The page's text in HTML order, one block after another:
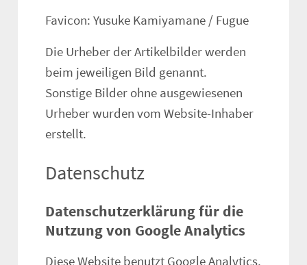
Favicon: Yusuke Kamiyamane / Fugue
Die Urheber der Artikelbilder werden
beim jeweiligen Bild genannt.
Sonstige Bilder ohne ausgewiesenen
Urheber wurden vom Website-Inhaber
erstellt.
Datenschutz
Datenschutzerklärung für die
Nutzung von Google Analytics
Diese Website benutzt Google Analytics,